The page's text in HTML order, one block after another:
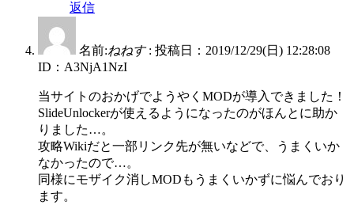
返信
名前:ねねす: 投稿日：2019/12/29(日) 12:28:08
ID：A3NjA1NzI
当サイトのおかげでようやくMODが導入できました！
SlideUnlockerが使えるようになったのがほんとに助か
りました…。
攻略Wikiだと一部リンク先が無いなどで、うまくいか
なかったので…。
同様にモザイク消しMODもうまくいかずに悩んでおり
ます。